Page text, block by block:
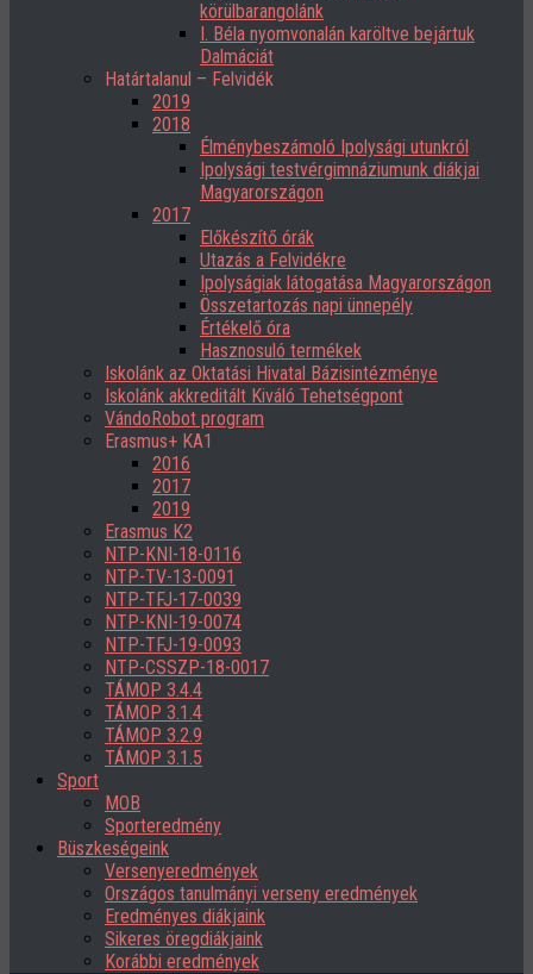
körülbarangolánk
I. Béla nyomvonalán karöltve bejártuk
Dalmáciát
Határtalanul – Felvidék
2019
2018
Élménybeszámoló Ipolysági utunkról
Ipolysági testvérgimnáziumunk diákjai
Magyarországon
2017
Előkészítő órák
Utazás a Felvidékre
Ipolyságiak látogatása Magyarországon
Összetartozás napi ünnepély
Értékelő óra
Hasznosuló termékek
Iskolánk az Oktatási Hivatal Bázisintézménye
Iskolánk akkreditált Kiváló Tehetségpont
VándoRobot program
Erasmus+ KA1
2016
2017
2019
Erasmus K2
NTP-KNI-18-0116
NTP-TV-13-0091
NTP-TFJ-17-0039
NTP-KNI-19-0074
NTP-TFJ-19-0093
NTP-CSSZP-18-0017
TÁMOP 3.4.4
TÁMOP 3.1.4
TÁMOP 3.2.9
TÁMOP 3.1.5
Sport
MOB
Sporteredmény
Büszkeségeink
Versenyeredmények
Országos tanulmányi verseny eredmények
Eredményes diákjaink
Sikeres öregdiákjaink
Korábbi eredmények